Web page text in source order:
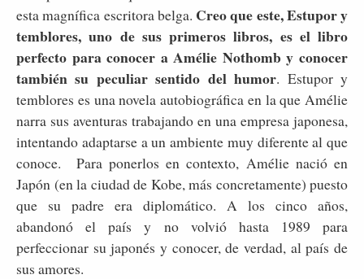
esta magnífica escritora belga. Creo que este, Estupor y
temblores, uno de sus primeros libros, es el libro
perfecto para conocer a Amélie Nothomb y conocer
también su peculiar sentido del humor. Estupor y
temblores es una novela autobiográfica en la que Amélie
narra sus aventuras trabajando en una empresa japonesa,
intentando adaptarse a un ambiente muy diferente al que
conoce. Para ponerlos en contexto, Amélie nació en
Japón (en la ciudad de Kobe, más concretamente) puesto
que su padre era diplomático. A los cinco años,
abandonó el país y no volvió hasta 1989 para
perfeccionar su japonés y conocer, de verdad, al país de
sus amores.